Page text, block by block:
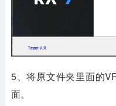
5、将原文件夹里面的
面。